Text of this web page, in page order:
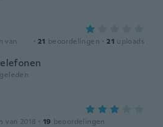
van
· 21 beoordelingen · 21 uploads
van 2018 · 19 beoordelingen